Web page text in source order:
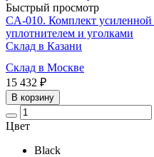
Быстрый просмотр
CA-010. Комплект
уплотнителем и уголками
Склад в Казани
Склад в Москве
15 432 ₽
В корзину
Цвет
Black